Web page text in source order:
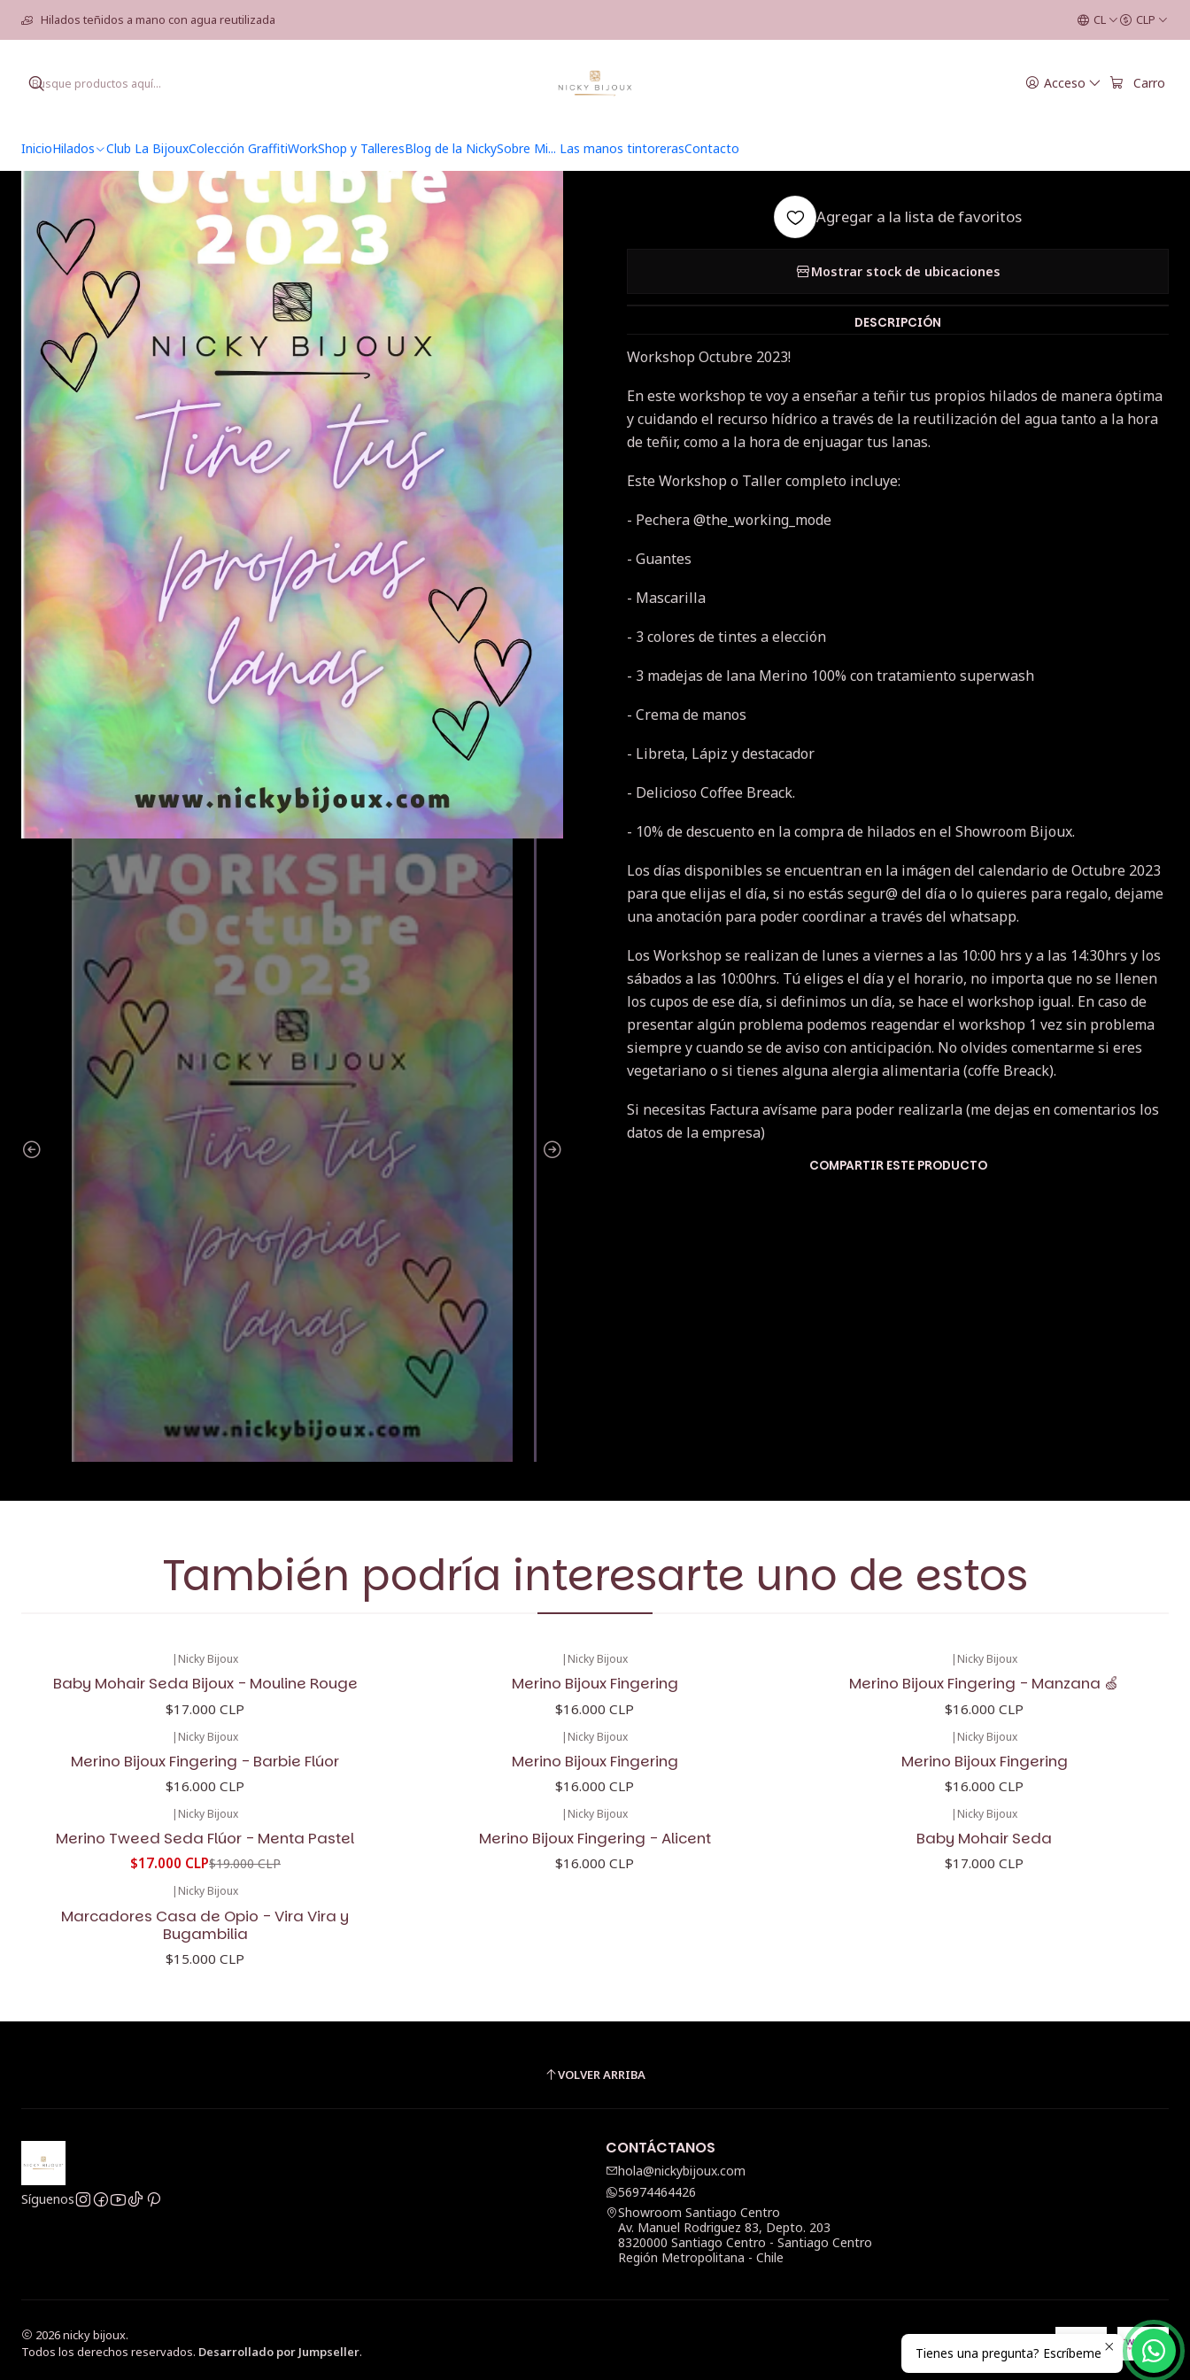
Acceso Carro
InicioHilados Club La BijouxColección GraffitiWorkShop y TalleresBlog de la NickySobre Mi... Las manos tintorerasContacto
Hilados teñidos a mano con agua reutilizada CL CLP
Workshop Tintóreo -
Agregar a la lista de favoritos
Mostrar stock de ubicaciones
DESCRIPCIÓN
Workshop Octubre 2023!
En este workshop te voy a enseñar a teñir tus propios hilados de manera óptima
y cuidando el recurso hídrico a través de la reutilización del agua tanto a la hora
de teñir, como a la hora de enjuagar tus lanas.
Este Workshop o Taller completo incluye:
- Pechera @the_working_mode
- Guantes
- Mascarilla
- 3 colores de tintes a elección
- 3 madejas de lana Merino 100% con tratamiento superwash
- Crema de manos
- Libreta, Lápiz y destacador
- Delicioso Coffee Breack.
- 10% de descuento en la compra de hilados en el Showroom Bijoux.
Los días disponibles se encuentran en la imágen del calendario de Octubre 2023
para que elijas el día, si no estás segur@ del día o lo quieres para regalo, dejame
una anotación para poder coordinar a través del whatsapp.
Los Workshop se realizan de lunes a viernes a las 10:00 hrs y a las 14:30hrs y los
sábados a las 10:00hrs. Tú eliges el día y el horario, no importa que no se llenen
los cupos de ese día, si definimos un día, se hace el workshop igual. En caso de
presentar algún problema podemos reagendar el workshop 1 vez sin problema
siempre y cuando se de aviso con anticipación. No olvides comentarme si eres
vegetariano o si tienes alguna alergia alimentaria (coffe Breack).
Si necesitas Factura avísame para poder realizarla (me dejas en comentarios los
datos de la empresa)
COMPARTIR ESTE PRODUCTO
También podría interesarte uno de estos
| Nicky Bijoux
Baby Mohair Seda Bijoux - Mouline Rouge
$17.000 CLP
| Nicky Bijoux
Merino Bijoux Fingering
$16.000 CLP
| Nicky Bijoux
Merino Bijoux Fingering - Manzana 🍏
$16.000 CLP
| Nicky Bijoux
Merino Bijoux Fingering - Barbie Flúor
$16.000 CLP
| Nicky Bijoux
Merino Bijoux Fingering
$16.000 CLP
| Nicky Bijoux
Merino Bijoux Fingering
$16.000 CLP
| Nicky Bijoux
Merino Tweed Seda Flúor - Menta Pastel
$17.000 CLP$19.000 CLP
| Nicky Bijoux
Merino Bijoux Fingering - Alicent
$16.000 CLP
| Nicky Bijoux
Baby Mohair Seda
$17.000 CLP
| Nicky Bijoux
Marcadores Casa de Opio - Vira Vira y
Bugambilia
$15.000 CLP
VOLVER ARRIBA
Síguenos
CONTÁCTANOS
hola@nickybijoux.com
56974464426
Showroom Santiago Centro
Av. Manuel Rodriguez 83, Depto. 203
8320000 Santiago Centro - Santiago Centro
Región Metropolitana - Chile
2026 nicky bijoux.
Todos los derechos reservados. Desarrollado por Jumpseller. Tienes una pregunta? Escríbeme